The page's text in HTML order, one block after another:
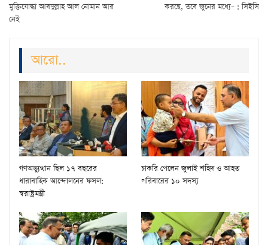
মুক্তিযোদ্ধা আবদুল্লাহ আল নোমান আর
নেই
করছে, তবে জুনের মধ্যে– : সিইসি
আরো..
গণঅভ্যুত্থান ছিল ১৭ বছরের
ধারাবাহিক আন্দোলনের ফসল:
স্বরাষ্ট্রমন্ত্রী
চাকরি পেলেন জুলাই শহিদ ও আহত
পরিবারের ১০ সদস্য